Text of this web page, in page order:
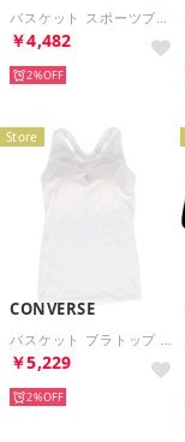
￥4,482
2%
Store
CONVERSE
￥5,229
2%